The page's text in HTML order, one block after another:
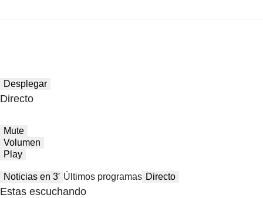
Desplegar
Directo
Mute
Volumen
Play
Noticias en 3′ Últimos programas Directo
Estas escuchando